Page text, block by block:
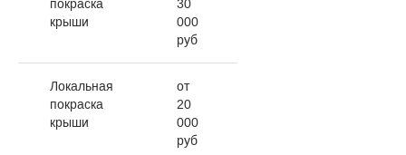
покраска
крыши
30
000
руб
Локальная
покраска
крыши
от
20
000
руб